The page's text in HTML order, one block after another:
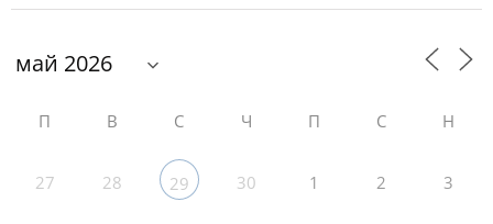
П В С Ч П С Н
27 28 29 30 1 2 3